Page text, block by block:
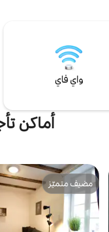
واي فاي
أماكن
مضيف متميّز
مضيف متميّز